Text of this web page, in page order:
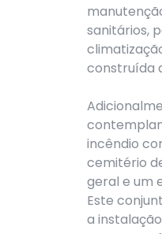
sanitários,
construída
incêndio
cemitério
geral e um
Este
a